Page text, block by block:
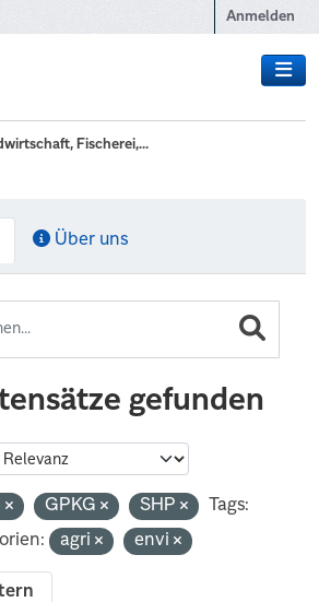
Anmelden
Fischerei,...
Über uns
gefunden
GPKG SHP
Tags:
agri envi